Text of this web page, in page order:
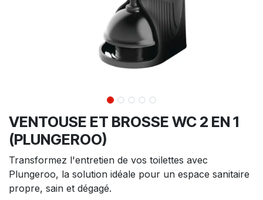
VENTOUSE ET BROSSE WC 2 EN 1
(PLUNGEROO)
Transformez l'entretien de vos toilettes avec
Plungeroo, la solution idéale pour un espace sanitaire
propre, sain et dégagé.